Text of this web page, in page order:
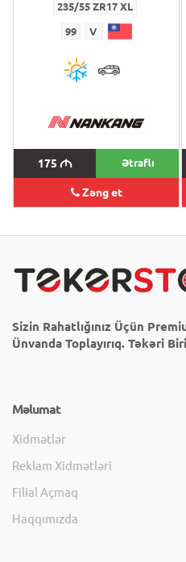
235/55 ZR17 XL
99 V
175 M Ətraflı
Zəng et
Sizin Rahatlığınız Üçün
Ünvanda Toplayırıq. Təkəri
Məlumat
Xidmətlər
Reklam Xidmətləri
Filial Açmaq
Haqqımızda